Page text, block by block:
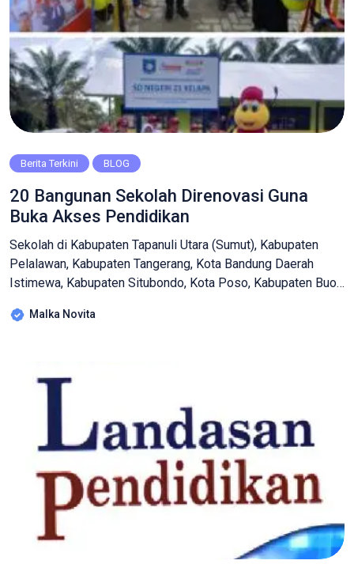
Berita Terkini BLOG
20 Bangunan Sekolah Direnovasi Guna
Buka Akses Pendidikan
Sekolah di Kabupaten Tapanuli Utara (Sumut), Kabupaten
Pelalawan, Kabupaten Tangerang, Kota Bandung Daerah
Istimewa, Kabupaten Situbondo, Kota Poso, Kabupaten Buol,
beberapa sekolah yang direnovasi guna membuka akses
Indomarco Prismatama (Indomaret). Senior Brand Manager
Malka Novita